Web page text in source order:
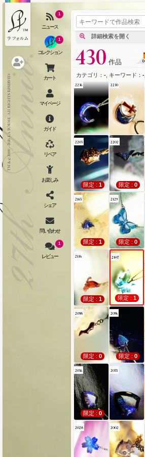
430 作品
カテゴリ： - , キーワード： -
2270 2258
2236 2230
2205
限定 : 1
2202
限定 : 0
2165
限定 : 1
2129
限定 : 0
2116
限定 : 1
2107
限定 : 1
2098
限定 : 0
2096
限定 : 0
2056
限定 : 0
2055
2028 2002
クリックポイント
カテゴリ
1
1
1
TM & © 2000 - 2026 LA FORME. All RIGHTS RESERVED.